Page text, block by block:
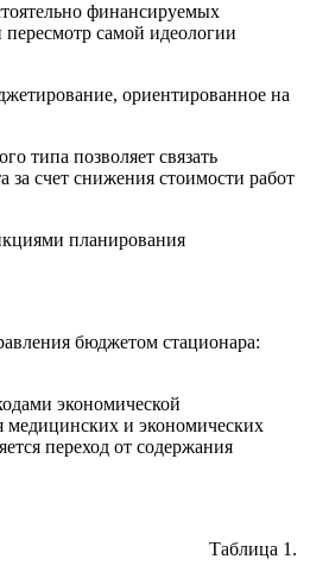
финансируемых
самой идеологии
ориентированное на
типа позволяет связать
за счет снижения стоимости работ
планирования
бюджетом стационара:
экономической
медицинских и экономических
переход от содержания
Таблица 1.